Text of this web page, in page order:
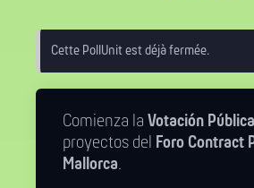
Cette PollUnit est déjà fermée.
Comienza la Votación Pública
proyectos del Foro Contract
Mallorca.